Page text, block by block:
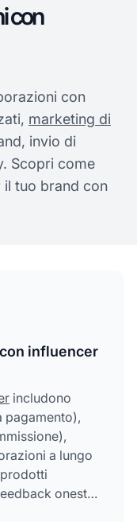
con
con
marketing di
invio di
Scopri come
il tuo brand con
influencer
includono
pagamento),
a lungo
onesti)